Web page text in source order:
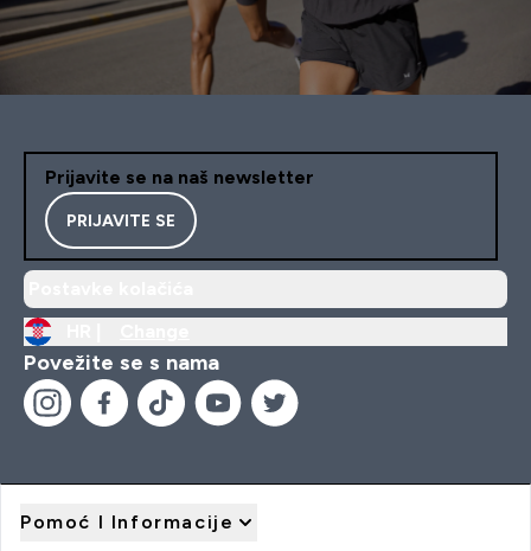
Prijavite se na naš newsletter
PRIJAVITE SE
Povežite se s nama
Pomoć I Informacije